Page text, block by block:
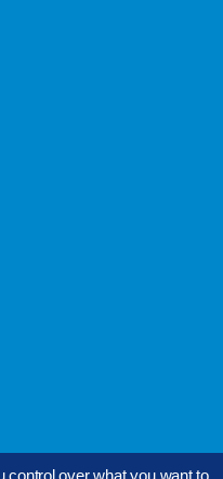
over what you want to